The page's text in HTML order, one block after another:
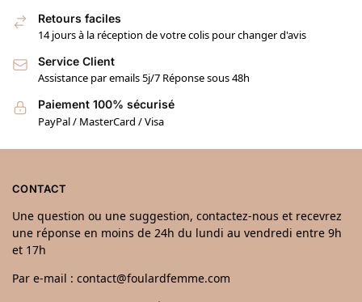
Retours faciles
14 jours à la réception de votre colis pour changer d'avis
Service Client
Assistance par emails 5j/7 Réponse sous 48h
Paiement 100% sécurisé
PayPal / MasterCard / Visa
CONTACT
Une question ou une suggestion, contactez-nous et recevrez
une réponse en moins de 24h du lundi au vendredi entre 9h
et 17h
Par e-mail : contact@foulardfemme.com